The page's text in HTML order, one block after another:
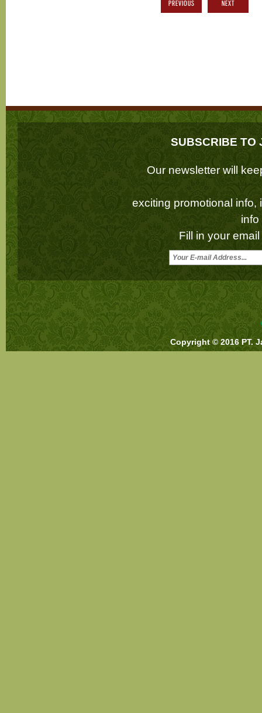
PREVIOUS NEXT
SUBSCRIBE TO
Our newsletter will
exciting promotional info,
info
Fill in your
Copyright © 2016 PT.